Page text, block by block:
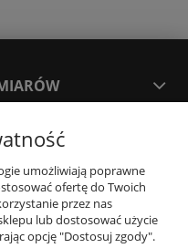
I KOSZTY DOSTAWY
umożliwiają poprawne
ofertę do Twoich
przez nas
lub dostosować użycie
opcję "Dostosuj zgody".